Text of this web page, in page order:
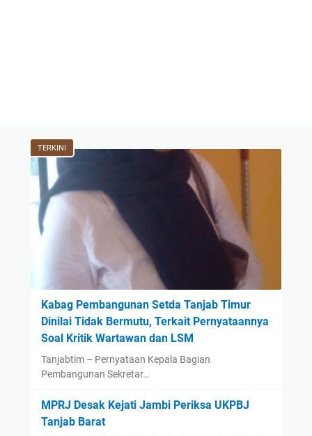
TERKINI
Kabag Pembangunan Setda Tanjab Timur
Dinilai Tidak Bermutu, Terkait Pernyataannya
Soal Kritik Wartawan dan LSM
Tanjabtim – Pernyataan Kepala Bagian
Pembangunan Sekretar…
MPRJ Desak Kejati Jambi Periksa UKPBJ
Tanjab Barat